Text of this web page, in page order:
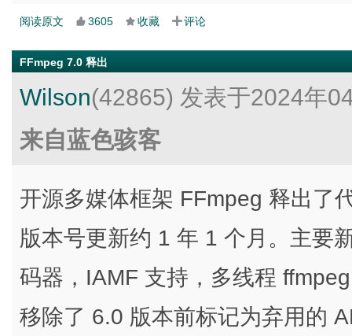
阅读原文 3605 收藏 评论
FFmpeg 7.0 释出
Wilson(42865) 发表于2024年
来自蓝色骇客
开源多媒体框架 FFmpeg 释出了
版本号更新约 1 年 1 个月。主要
码器，IAMF 支持，多线程
移除了 6.0 版本前标记为弃用的